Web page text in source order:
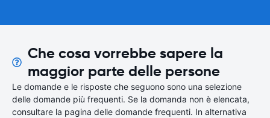
Che cosa vorrebbe sapere la
maggior parte delle persone
Le domande e le risposte che seguono sono una selezione
delle domande più frequenti. Se la domanda non è elencata,
consultare la pagina delle domande frequenti. In alternativa